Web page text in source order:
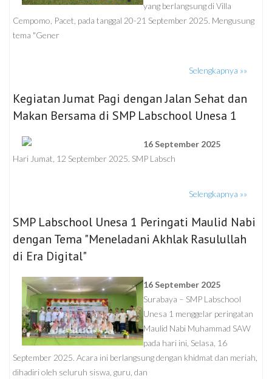
yang berlangsung di Villa
Cempomo, Pacet, pada tanggal 20-21 September 2025. Mengusung
tema "Gener
Selengkapnya »»
Kegiatan Jumat Pagi dengan Jalan Sehat dan
Makan Bersama di SMP Labschool Unesa 1
16 September 2025
Hari Jumat, 12 September 2025. SMP Labsch
Selengkapnya »»
SMP Labschool Unesa 1 Peringati Maulid Nabi
dengan Tema "Meneladani Akhlak Rasulullah
di Era Digital"
16 September 2025
Surabaya – SMP Labschool
Unesa 1 menggelar peringatan
Maulid Nabi Muhammad SAW
pada hari ini, Selasa, 16
September 2025. Acara ini berlangsung dengan khidmat dan meriah,
dihadiri oleh seluruh siswa, guru, dan